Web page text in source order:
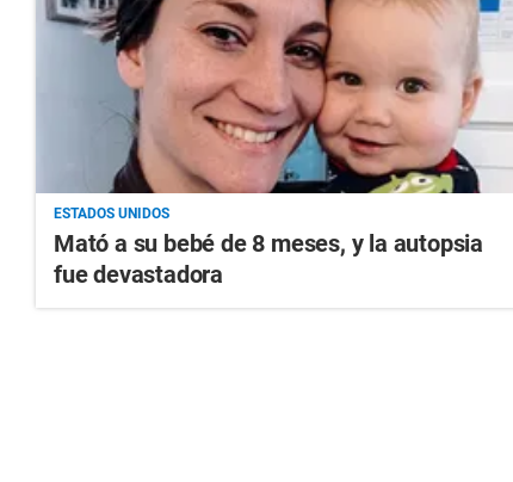
ESTADOS UNIDOS
Mató a su bebé de 8 meses, y la autopsia
fue devastadora